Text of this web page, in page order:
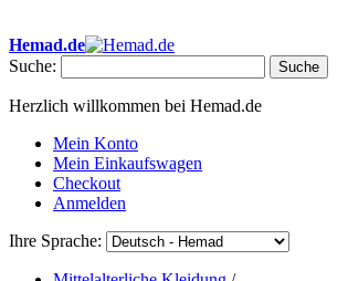
Hemad.de
Suche:
Suche
Herzlich willkommen bei Hemad.de
Mein Konto
Mein Einkaufswagen
Checkout
Anmelden
Ihre Sprache: